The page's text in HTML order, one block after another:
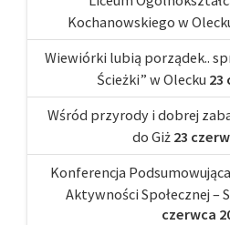
Kochanowskiego w
Wiewiórki lubią porządek..
Ścieżki” w Olecku 23
Wśród przyrody i dobrej
do Giż 23
Konferencja
Aktywności Społecznej –
czerwca